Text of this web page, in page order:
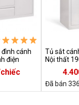
cánh
điện
Tủ sắt
Nội thất
Đã bán 336